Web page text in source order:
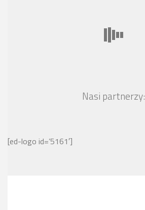
Nasi partnerzy:
[ed-logo id=’5161′]